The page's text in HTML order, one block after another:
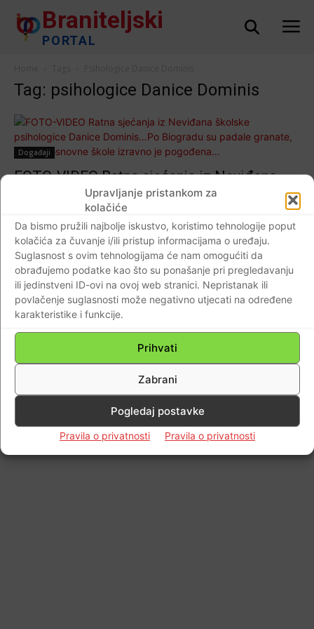
Upravljanje pristankom za
kolačiće
Da bismo pružili najbolje iskustvo, koristimo tehnologije poput
kolačića za čuvanje i/ili pristup informacijama o uređaju.
Suglasnost s ovim tehnologijama će nam omogućiti da
obrađujemo podatke kao što su ponašanje pri pregledavanju
ili jedinstveni ID-ovi na ovoj web stranici. Nepristanak ili
povlačenje suglasnosti može negativno utjecati na određene
karakteristike i funkcije.
Prihvati
Zabrani
Pogledaj postavke
Pravila o privatnosti Pravila o privatnosti
Braniteljski
PORTAL
Tag: psihologice Danice Dominis
Događaji
FOTO-VIDEO Ratna sjećanja iz Neviđana
školske psihologice Danice Dominis…Po
Biogradu su padale granate, zgrada osnovne
škole izravno je pogođena…
Braniteljski portal - 30.04.2020
Impressum Kontaktirajte nas
© Newspaper WordPress Theme by TagDiv